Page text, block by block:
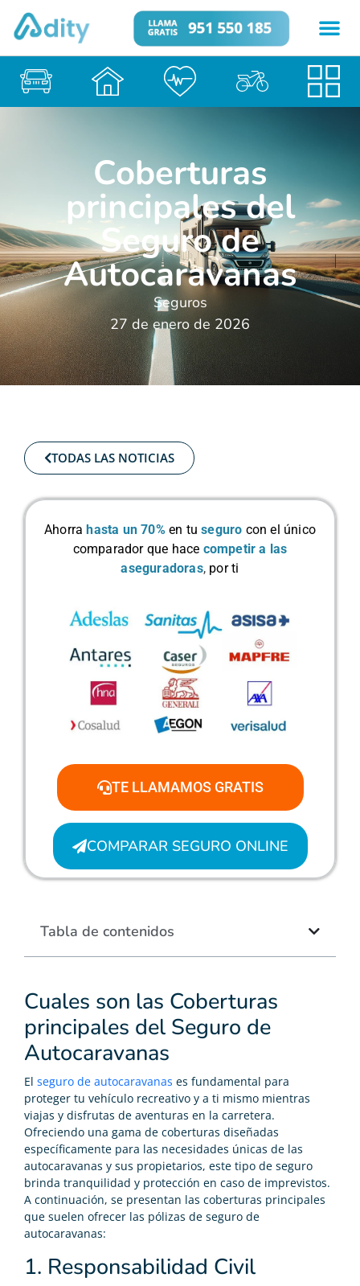
Coberturas
principales del
Seguro de
Autocaravanas
Seguros
27 de enero de 2026
Cuales son las Coberturas
principales del Seguro de
Autocaravanas
El seguro de autocaravanas es fundamental para
proteger tu vehículo recreativo y a ti mismo mientras
viajas y disfrutas de aventuras en la carretera.
Ofreciendo una gama de coberturas diseñadas
específicamente para las necesidades únicas de las
autocaravanas y sus propietarios, este tipo de seguro
brinda tranquilidad y protección en caso de imprevistos.
A continuación, se presentan las coberturas principales
que suelen ofrecer las pólizas de seguro de
autocaravanas:
1. Responsabilidad Civil
TODAS LAS NOTICIAS
Ahorra hasta un 70% en tuseguro con el único
comparador que hace competir a las
aseguradoras, por ti
TE LLAMAMOS GRATIS
COMPARAR SEGURO ONLINE
Tabla de contenidos